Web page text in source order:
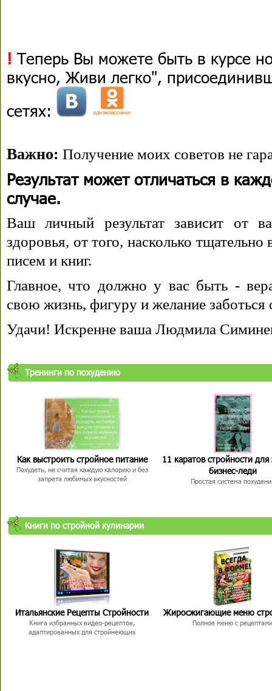
! Теперь Вы можете быть в курсе
вкусно, Живи легко",
сетях:
Важно: Получение моих советов не
Результат может отличаться в
случае.
Ваш личный результат зависит от
здоровья, от того, насколько
писем и книг.
Главное, что должно у вас быть -
свою жизнь, фигуру и желание заботься
Удачи! Искренне ваша Людмила
Тренинги по похудению
Как выстроить стройное питание
Похудеть, не считая каждую калорию и без
запрета любимых вкусностей
11 каратов стройности для
бизнес-леди
Простая система
Книги по стройной кулинарии
Итальянские Рецепты Стройности
Книга избранных видео-рецептов,
адаптированных для стройнеющих
Жиросжигающие меню
Полное меню с рецептами